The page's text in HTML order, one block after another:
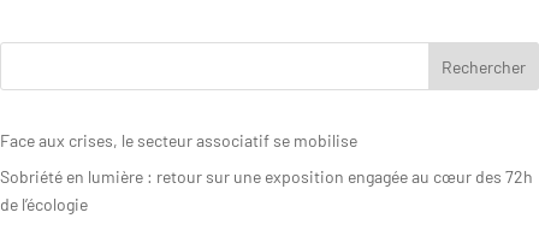
Face aux crises, le secteur associatif se mobilise
Sobriété en lumière : retour sur une exposition engagée au cœur des 72h
de l’écologie